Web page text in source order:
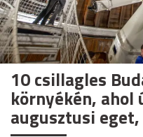
10 csillagles
környékén, ahol
augusztusi